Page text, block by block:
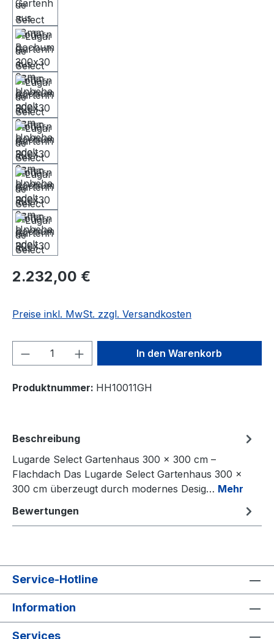
2.232,00 €
Preise inkl. MwSt. zzgl. Versandkosten
Produkt Anzahl: Gib denIn den Warenkorb
Produktnummer: HH10011GH
Beschreibung
Lugarde Select Gartenhaus 300 × 300 cm –
Flachdach Das Lugarde Select Gartenhaus 300 ×
300 cm überzeugt durch modernes Desig… Mehr
Bewertungen
Service-Hotline
Information
Services